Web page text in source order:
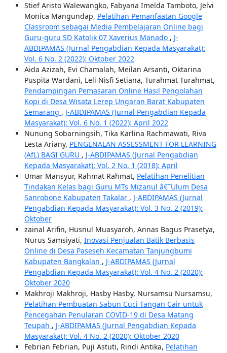
Stief Aristo Walewangko, Fabyana Imelda Tamboto, Jelvi
Monica Mangundap, Pelatihan Pemanfaatan Google
Classroom sebagai Media Pembelajaran Online bagi
Guru-guru SD Katolik 07 Xaverius Manado , J-
ABDIPAMAS (Jurnal Pengabdian Kepada Masyarakat):
Vol. 6 No. 2 (2022): Oktober 2022
Aida Azizah, Evi Chamalah, Meilan Arsanti, Oktarina
Puspita Wardani, Leli Nisfi Setiana, Turahmat Turahmat,
Pendampingan Pemasaran Online Hasil Pengolahan
Kopi di Desa Wisata Lerep Ungaran Barat Kabupaten
Semarang , J-ABDIPAMAS (Jurnal Pengabdian Kepada
Masyarakat): Vol. 6 No. 1 (2022): April 2022
Nunung Sobarningsih, Tika Karlina Rachmawati, Riva
Lesta Ariany, PENGENALAN ASSESSMENT FOR LEARNING
(AfL) BAGI GURU , J-ABDIPAMAS (Jurnal Pengabdian
Kepada Masyarakat): Vol. 2 No. 1 (2018): April
Umar Mansyur, Rahmat Rahmat, Pelatihan Penelitian
Tindakan Kelas bagi Guru MTs Mizanul â€˜Ulum Desa
Sanrobone Kabupaten Takalar , J-ABDIPAMAS (Jurnal
Pengabdian Kepada Masyarakat): Vol. 3 No. 2 (2019):
Oktober
zainal Arifin, Husnul Muasyaroh, Annas Bagus Prasetya,
Nurus Samsiyati, Inovasi Penjualan Batik Berbasis
Online di Desa Paseseh Kecamatan Tanjungbumi
Kabupaten Bangkalan , J-ABDIPAMAS (Jurnal
Pengabdian Kepada Masyarakat): Vol. 4 No. 2 (2020):
Oktober 2020
Makhroji Makhroji, Hasby Hasby, Nursamsu Nursamsu,
Pelatihan Pembuatan Sabun Cuci Tangan Cair untuk
Pencegahan Penularan COVID-19 di Desa Matang
Teupah , J-ABDIPAMAS (Jurnal Pengabdian Kepada
Masyarakat): Vol. 4 No. 2 (2020): Oktober 2020
Febrian Febrian, Puji Astuti, Rindi Antika, Pelatihan